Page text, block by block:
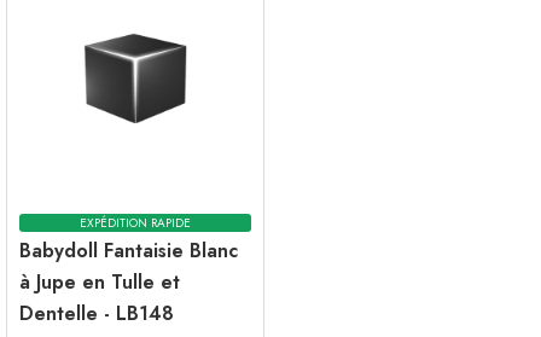
EXPÉDITION RAPIDE
Babydoll Fantaisie Blanc
à Jupe en Tulle et
Dentelle - LB148